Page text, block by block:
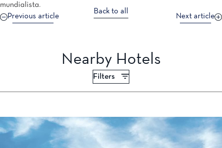
mundialista.
Previous article
Back to all
Next article
Nearby Hotels
Filters